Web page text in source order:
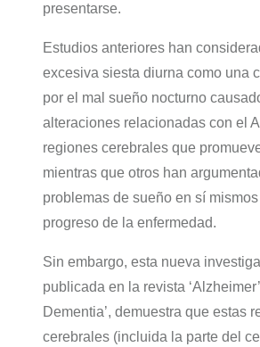
presentarse.
Estudios anteriores han
excesiva siesta diurna como una
por el mal sueño nocturno
alteraciones relacionadas con el
regiones cerebrales que
mientras que otros han
problemas de sueño en sí mismos
progreso de la enfermedad.
Sin embargo, esta nueva
publicada en la revista
Dementia’, demuestra que estas
cerebrales (incluida la parte del